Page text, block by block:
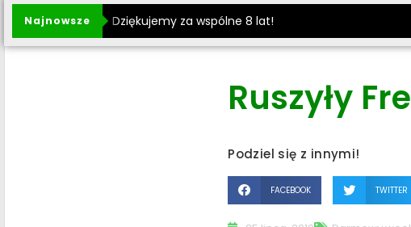
Najnowsze Dziękujemy za wspólne 8 lat!
Ruszyły
Podziel się z innymi!
FACEBOOK TWITTER